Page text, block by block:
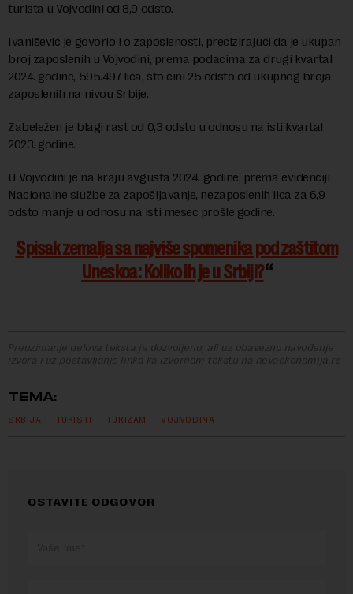
turista u Vojvodini od 8,9 odsto.
Ivanišević je govorio i o zaposlenosti, precizirajući da je ukupan
broj zaposlenih u Vojvodini, prema podacima za drugi kvartal
2024. godine, 595.497 lica, što čini 25 odsto od ukupnog broja
zaposlenih na nivou Srbije.
Zabeležen je blagi rast od 0,3 odsto u odnosu na isti kvartal
2023. godine.
U Vojvodini je na kraju avgusta 2024. godine, prema evidenciji
Nacionalne službe za zapošljavanje, nezaposlenih lica za 6,9
odsto manje u odnosu na isti mesec prošle godine.
Spisak zemalja sa najviše spomenika pod zaštitom
Uneskoa: Koliko ih je u Srbiji?
Preuzimanje delova teksta je dozvoljeno, ali uz obavezno navođenje
izvora i uz postavljanje linka ka izvornom tekstu na novaekonomija.rs
TEMA:
SRBIJA TURISTI TURIZAM VOJVODINA
OSTAVITE ODGOVOR